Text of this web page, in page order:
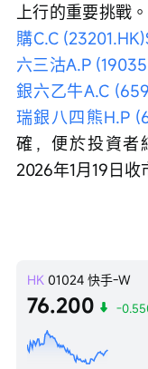
上行的重要挑戰
購C.C
六三沽A.P
銀六乙牛A.C
瑞銀八四熊H.P
確，便於投資者
2026年1月19日收
HK 01024 快手-W
76.200 -